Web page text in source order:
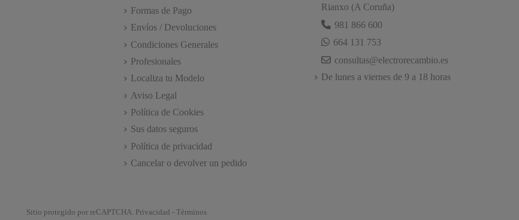
Formas de Pago
Envíos / Devoluciones
Condiciones Generales
Profesionales
Localiza tu Modelo
Aviso Legal
Política de Cookies
Sus datos seguros
Política de privacidad
Cancelar o devolver un pedido
Rianxo (A Coruña)
981 866 600
664 131 753
consultas@electrorecambio.es
De lunes a viernes de 9 a 18 horas
Sitio protegido por reCAPTCHA. Privacidad - Términos